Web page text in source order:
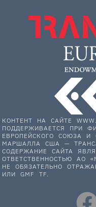
КОНТЕНТ НА САЙТЕ
ПОДДЕРЖИВАЕТСЯ ПРИ
ЕВРОПЕЙСКОГО СОЮЗА
МАРШАЛЛА США —
СОДЕРЖАНИЕ САЙТА
ОТВЕТСТВЕННОСТЬЮ АО
НЕ ОБЯЗАТЕЛЬНО
ИЛИ GMF TF.